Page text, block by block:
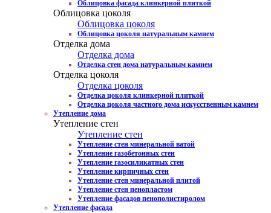
Облицовка фасада клинкерной плиткой
Облицовка цоколя
Облицовка цоколя
Облицовка цоколя натуральным камнем
Отделка дома
Отделка дома
Отделка стен дома натуральным камнем
Отделка цоколя
Отделка цоколя
Отделка цоколя клинкерной плиткой
Отделка цоколя частного дома искусственным камнем
Утепление дома
Утепление стен
Утепление стен
Утепление стен минеральной ватой
Утепление газобетонных стен
Утепление газосиликатных стен
Утепление кирпичных стен
Утепление стен минеральной плитой
Утепление стен пенопластом
Утепление фасадов пенополистиролом
Утепление фасада